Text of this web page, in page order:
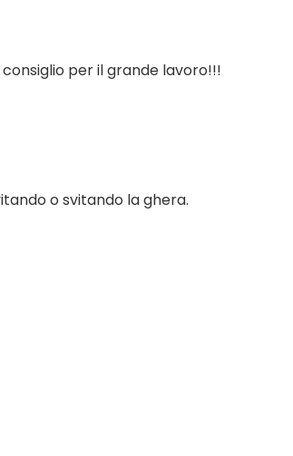
per il grande lavoro!!!
o svitando la ghera.